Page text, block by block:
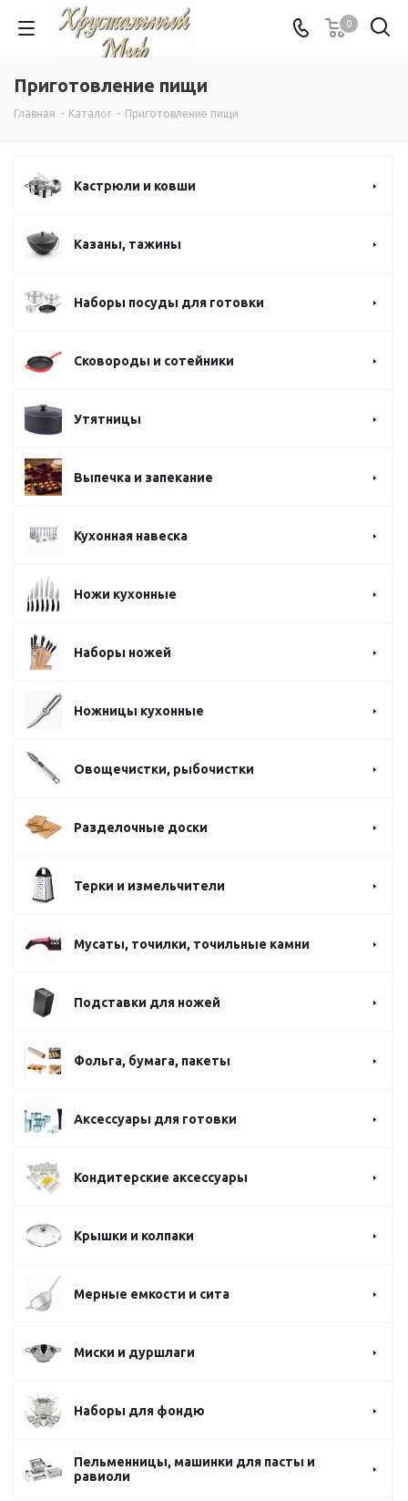
0
Приготовление пищи
Главная - Каталог - Приготовление пищи
Кастрюли и ковши
Казаны, тажины
Наборы посуды для готовки
Сковороды и сотейники
Утятницы
Выпечка и запекание
Кухонная навеска
Ножи кухонные
Наборы ножей
Ножницы кухонные
Овощечистки, рыбочистки
Разделочные доски
Терки и измельчители
Мусаты, точилки, точильные камни
Подставки для ножей
Фольга, бумага, пакеты
Аксессуары для готовки
Кондитерские аксессуары
Крышки и колпаки
Мерные емкости и сита
Миски и дуршлаги
Наборы для фондю
Пельменницы, машинки для пасты и
равиоли